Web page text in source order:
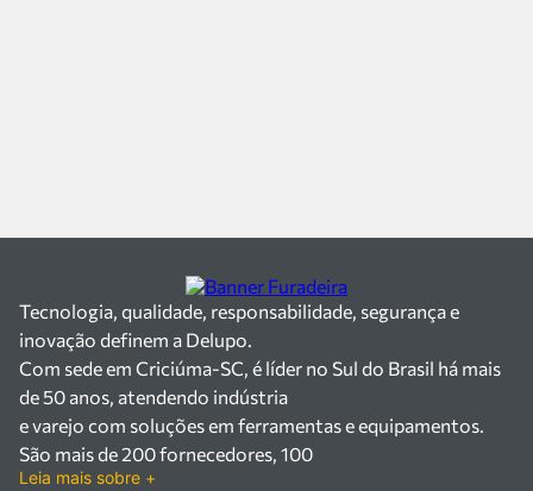
Tecnologia, qualidade, responsabilidade, segurança e
inovação definem a Delupo.
Com sede em Criciúma-SC, é líder no Sul do Brasil há mais
de 50 anos, atendendo indústria
e varejo com soluções em ferramentas e equipamentos.
São mais de 200 fornecedores, 100
mil itens à pronta entrega e uma equipe qualificada em
Leia mais sobre +